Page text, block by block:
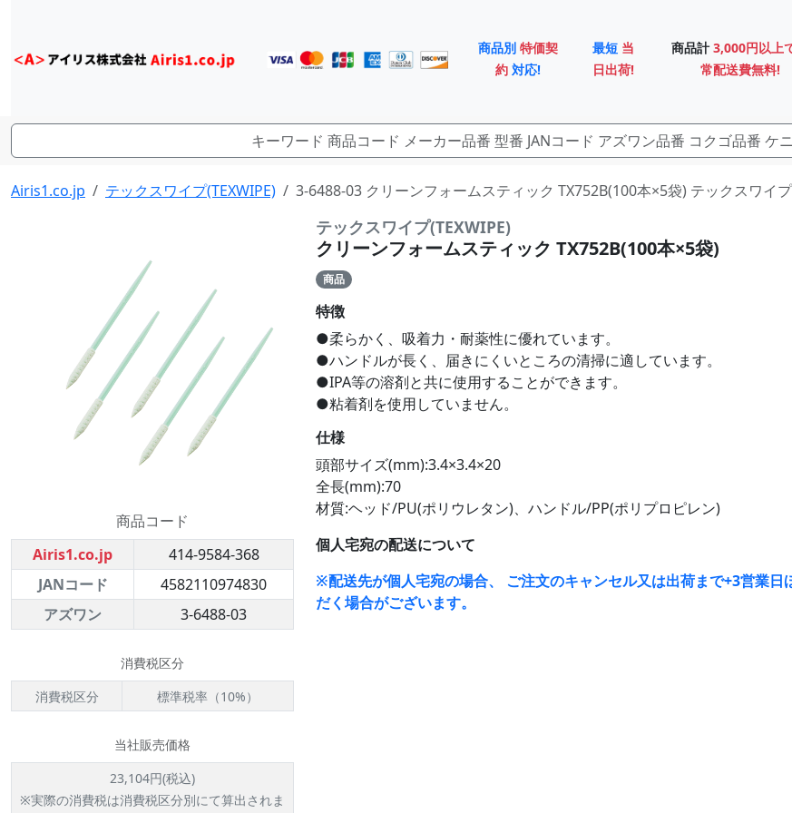
商品別 特価契
約 対応!
最短 当
日出荷!
商品計 3,000円以上
常配送費無料!
Airis1.co.jp テックスワイプ(TEXWIPE) 3-6488-03 クリーンフォームスティック TX752B(100本×5袋) テックスワイプ
商品コード
Airis1.co.jp
414-9584-368
JANコード
4582110974830
アズワン
3-6488-03
消費税区分
消費税区分
標準税率（10%）
当社販売価格
23,104円(税込)
※実際の消費税は消費税区分別にて算出されま
テックスワイプ(TEXWIPE)
クリーンフォームスティック TX752B(100本×5袋)
商品
特徴
●柔らかく、吸着力・耐薬性に優れています。
●ハンドルが長く、届きにくいところの清掃に適しています。
●IPA等の溶剤と共に使用することができます。
●粘着剤を使用していません。
仕様
頭部サイズ(mm):3.4×3.4×20
全長(mm):70
材質:ヘッド/PU(ポリウレタン)、ハンドル/PP(ポリプロピレン)
個人宅宛の配送について
※配送先が個人宅宛の場合、 ご注文のキャンセル又は出荷まで+3営業日
だく場合がございます。